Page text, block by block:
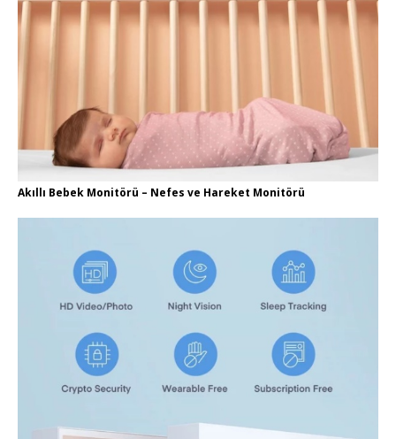
Akıllı Bebek Monitörü – Nefes ve Hareket Monitörü